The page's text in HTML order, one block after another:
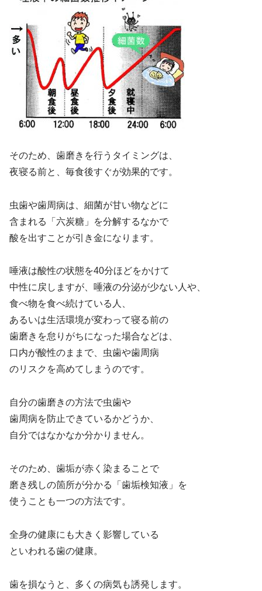
そのため、歯磨きを行うタイミングは、
夜寝る前と、毎食後すぐが効果的です。
虫歯や歯周病は、細菌が甘い物などに
含まれる「六炭糖」を分解するなかで
酸を出すことが引き金になります。
唾液は酸性の状態を40分ほどをかけて
中性に戻しますが、唾液の分泌が少ない人や、
食べ物を食べ続けている人、
あるいは生活環境が変わって寝る前の
歯磨きを怠りがちになった場合などは、
口内が酸性のままで、虫歯や歯周病
のリスクを高めてしまうのです。
自分の歯磨きの方法で虫歯や
歯周病を防止できているかどうか、
自分ではなかなか分かりません。
そのため、歯垢が赤く染まることで
磨き残しの箇所が分かる「歯垢検知液」を
使うことも一つの方法です。
全身の健康にも大きく影響している
といわれる歯の健康。
歯を損なうと、多くの病気も誘発します。